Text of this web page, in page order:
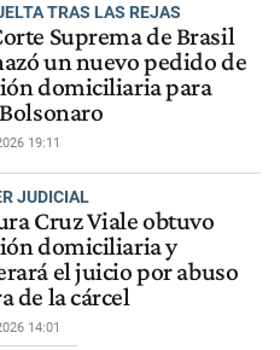
TRAS LAS REJAS
Suprema de Brasil
un nuevo pedido de
domiciliaria para
19:11
JUDICIAL
Cruz Viale obtuvo
domiciliaria y
el juicio por abuso
de la cárcel
14:01